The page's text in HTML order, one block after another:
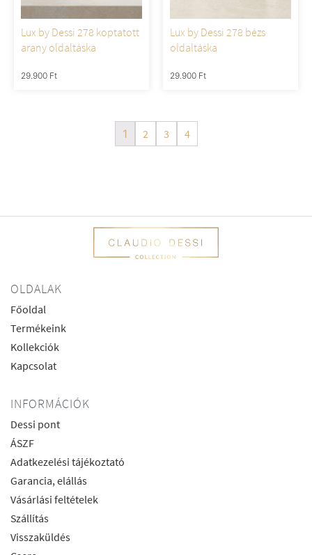
Lux by Dessi 278 koptatott
arany oldaltáska
29.900 Ft
Lux by Dessi 278 bézs
oldaltáska
29.900 Ft
1 2 3 4
OLDALAK
Főoldal
Termékeink
Kollekciók
Kapcsolat
INFORMÁCIÓK
Dessi pont
ÁSZF
Adatkezelési tájékoztató
Garancia, elállás
Vásárlási feltételek
Szállítás
Visszaküldés